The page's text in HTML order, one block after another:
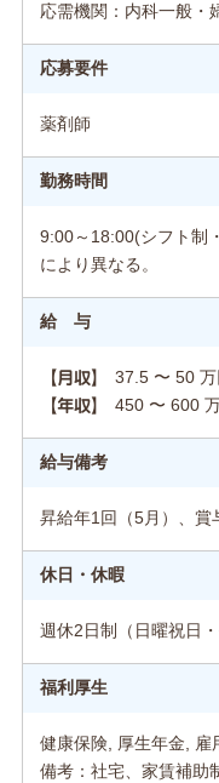
応需機関：内科一般・
応募要件
薬剤師
勤務時間
9:00～18:00(シフト
により異なる。
給 与
【月収】 37.5 〜 50 万
【年収】 450 〜 600
給与備考
昇給年1回（5月）、賞
休日・休暇
週休2日制（日曜祝日
福利厚生
健康保険, 厚生年金, 雇
備考：社宅、家賃補助